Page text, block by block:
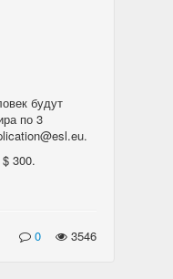
будут
по 3
300.
0 3546